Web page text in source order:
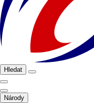
Hledat
Národy